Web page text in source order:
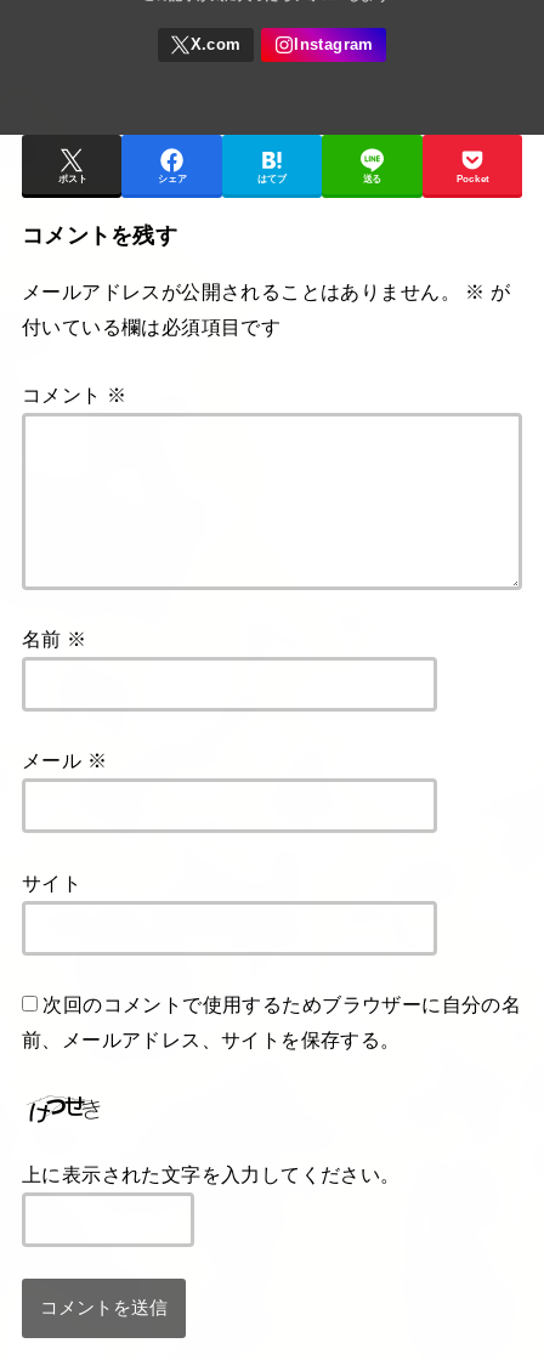
ポスト シェア はてブ 送る Pocket
コメントを残す
メールアドレスが公開されることはありません。 ※ が
付いている欄は必須項目です
コメント ※
名前 ※
メール ※
サイト
次回のコメントで使用するためブラウザーに自分の名
前、メールアドレス、サイトを保存する。
上に表示された文字を入力してください。